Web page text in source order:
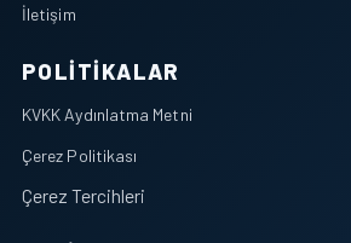
İletişim
POLITIKALAR
KVKK Aydınlatma Metni
Çerez Politikası
Çerez Tercihleri